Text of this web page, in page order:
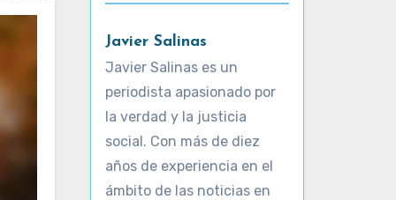
Javier Salinas
Javier Salinas es un
periodista apasionado por
la verdad y la justicia
social. Con más de diez
años de experiencia en el
ámbito de las noticias en